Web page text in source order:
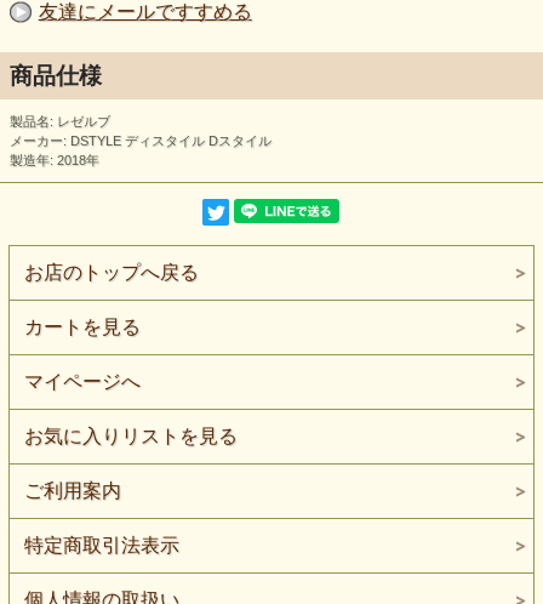
友達にメールですすめる
商品仕様
製品名: レゼルブ
メーカー: DSTYLE ディスタイル Dスタイル
製造年: 2018年
お店のトップへ戻る
カートを見る
マイページへ
お気に入りリストを見る
ご利用案内
特定商取引法表示